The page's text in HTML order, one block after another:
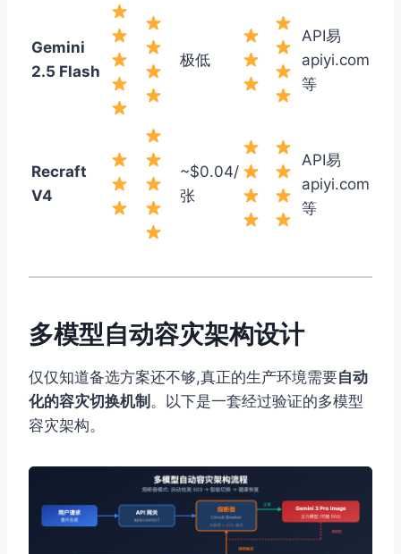
Gemini
2.5 Flash
极低
API易
apiyi.com
等
Recraft
V4
~$0.04/
张
API易
apiyi.com
等
多模型自动容灾架构设计
仅仅知道备选方案还不够,真正的生产环境需要自动
化的容灾切换机制 。以下是一套经过验证的多模型
容灾架构。